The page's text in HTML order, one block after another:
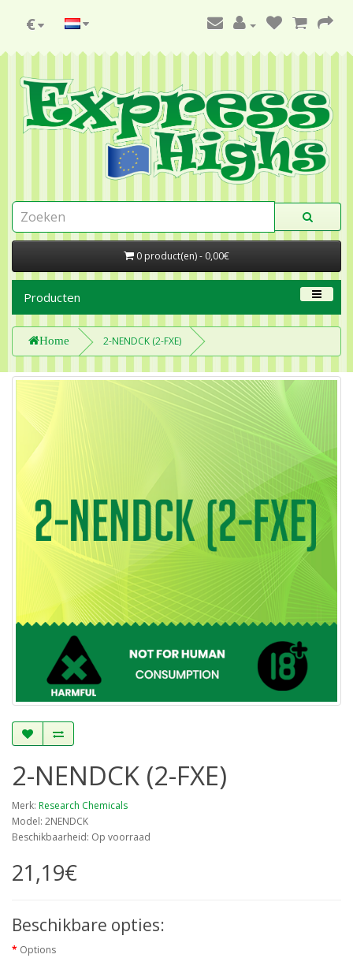
€
0 product(en) - 0,00€
Producten
Home 2-NENDCK (2-FXE)
2-NENDCK (2-FXE)
Merk: Research Chemicals
Model: 2NENDCK
Beschikbaarheid: Op voorraad
21,19€
Beschikbare opties:
Options